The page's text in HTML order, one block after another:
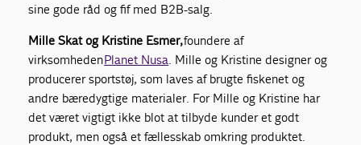
sine gode råd og fif med B2B-salg.
Mille Skat og Kristine Esmer,foundere af
virksomhedenPlanet Nusa. Mille og Kristine designer og
producerer sportstøj, som laves af brugte fiskenet og
andre bæredygtige materialer. For Mille og Kristine har
det været vigtigt ikke blot at tilbyde kunder et godt
produkt, men også et fællesskab omkring produktet.